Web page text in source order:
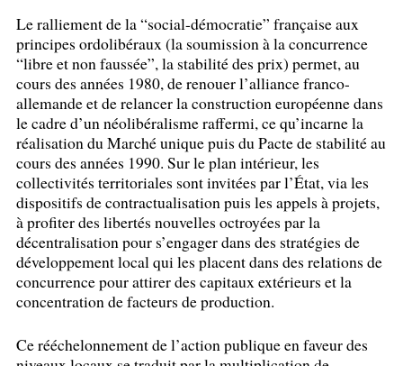
Le ralliement de la “social-démocratie” française aux
principes ordolibéraux (la soumission à la concurrence
“libre et non faussée”, la stabilité des prix) permet, au
cours des années 1980, de renouer l’alliance franco-
allemande et de relancer la construction européenne dans
le cadre d’un néolibéralisme raffermi, ce qu’incarne la
réalisation du Marché unique puis du Pacte de stabilité au
cours des années 1990. Sur le plan intérieur, les
collectivités territoriales sont invitées par l’État, via les
dispositifs de contractualisation puis les appels à projets,
à profiter des libertés nouvelles octroyées par la
décentralisation pour s’engager dans des stratégies de
développement local qui les placent dans des relations de
concurrence pour attirer des capitaux extérieurs et la
concentration de facteurs de production.
Ce rééchelonnement de l’action publique en faveur des